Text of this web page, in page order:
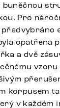
buněčnou
Pro
opatřena
a dvě
korpusem
v